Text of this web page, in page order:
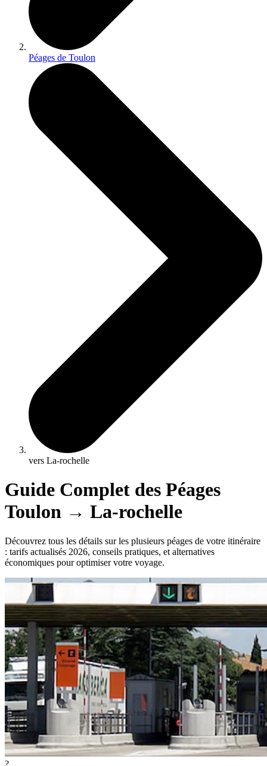
Péages de Toulon
vers La-rochelle
Guide Complet des Péages
Toulon → La-rochelle
Découvrez tous les détails sur les plusieurs péages de votre itinéraire
: tarifs actualisés 2026, conseils pratiques, et alternatives
économiques pour optimiser votre voyage.
?